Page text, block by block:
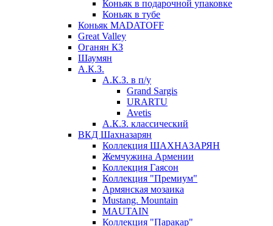
Коньяк в подарочной упаковке
Коньяк в тубе
Коньяк MADATOFF
Great Valley
Оганян КЗ
Шаумян
А.К.З.
А.К.З. в п/у
Grand Sargis
URARTU
Avetis
А.К.З. классический
ВКД Шахназарян
Коллекция ШАХНАЗАРЯН
Жемчужина Армении
Коллекция Гаясон
Коллекция "Премиум"
Армянская мозаика
Mustang. Mountain
MAUTAIN
Коллекция "Паракар"